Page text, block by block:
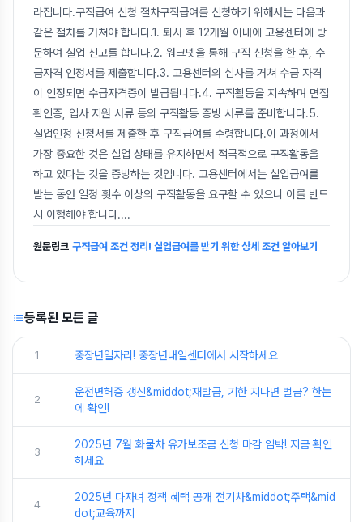
라집니다.구직급여 신청 절차구직급여를 신청하기 위해서는 다음과
같은 절차를 거쳐야 합니다.1. 퇴사 후 12개월 이내에 고용센터에 방
문하여 실업 신고를 합니다.2. 워크넷을 통해 구직 신청을 한 후, 수
급자격 인정서를 제출합니다.3. 고용센터의 심사를 거쳐 수급 자격
이 인정되면 수급자격증이 발급됩니다.4. 구직활동을 지속하며 면접
확인증, 입사 지원 서류 등의 구직활동 증빙 서류를 준비합니다.5.
실업인정 신청서를 제출한 후 구직급여를 수령합니다.이 과정에서
가장 중요한 것은 실업 상태를 유지하면서 적극적으로 구직활동을
하고 있다는 것을 증빙하는 것입니다. 고용센터에서는 실업급여를
받는 동안 일정 횟수 이상의 구직활동을 요구할 수 있으니 이를 반드
시 이행해야 합니다....
원문링크 구직급여 조건 정리! 실업급여를 받기 위한 상세 조건 알아보기
등록된 모든 글
1 중장년일자리! 중장년내일센터에서 시작하세요
2
운전면허증 갱신&middot;재발급, 기한 지나면 벌금? 한눈
에 확인!
3
2025년 7월 화물차 유가보조금 신청 마감 임박! 지금 확인
하세요
4
2025년 다자녀 정책 혜택 공개 전기차&middot;주택&mid
dot;교육까지